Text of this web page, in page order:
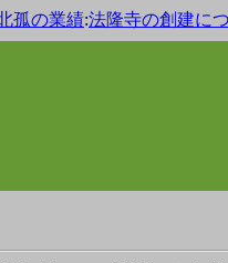
孤の業績:法隆寺の創建に